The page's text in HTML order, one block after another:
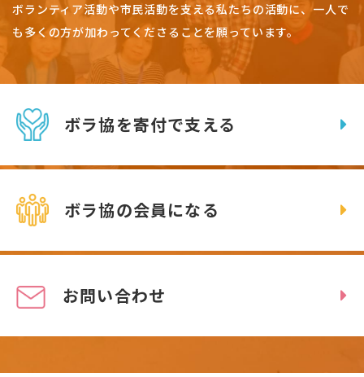
ボランティア活動や市民活動を支える私たちの活動に、一人で
も多くの方が加わってくださることを願っています。
ボラ協を寄付で支える
ボラ協の会員になる
お問い合わせ